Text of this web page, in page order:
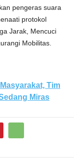
pengeras suara
protokol
Jarak, Mencuci
Mobilitas.
Tim
Miras